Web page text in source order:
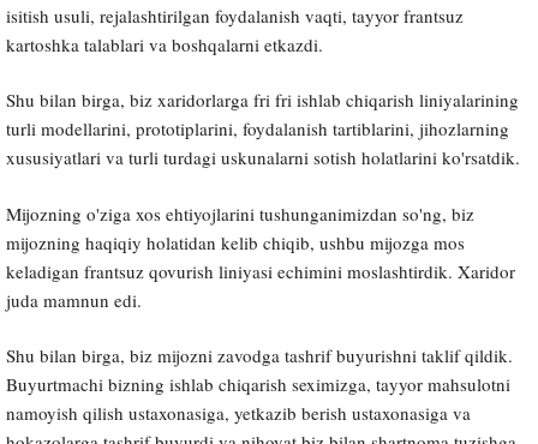
isitish usuli, rejalashtirilgan foydalanish vaqti, tayyor frantsuz
kartoshka talablari va boshqalarni etkazdi.
Shu bilan birga, biz xaridorlarga fri fri ishlab chiqarish liniyalarining
turli modellarini, prototiplarini, foydalanish tartiblarini, jihozlarning
xususiyatlari va turli turdagi uskunalarni sotish holatlarini ko'rsatdik.
Mijozning o'ziga xos ehtiyojlarini tushunganimizdan so'ng, biz
mijozning haqiqiy holatidan kelib chiqib, ushbu mijozga mos
keladigan frantsuz qovurish liniyasi echimini moslashtirdik. Xaridor
juda mamnun edi.
Shu bilan birga, biz mijozni zavodga tashrif buyurishni taklif qildik.
Buyurtmachi bizning ishlab chiqarish seximizga, tayyor mahsulotni
namoyish qilish ustaxonasiga, yetkazib berish ustaxonasiga va